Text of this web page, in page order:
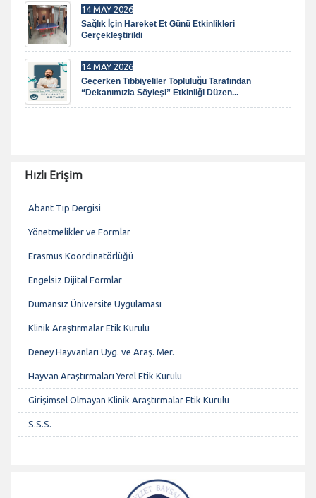
14 MAY 2026
Sağlık İçin Hareket Et Günü Etkinlikleri
Gerçekleştirildi
14 MAY 2026
Geçerken Tıbbiyeliler Topluluğu Tarafından
“Dekanımızla Söyleşi” Etkinliği Düzen...
Hızlı Erişim
Abant Tıp Dergisi
Yönetmelikler ve Formlar
Erasmus Koordinatörlüğü
Engelsiz Dijital Formlar
Dumansız Üniversite Uygulaması
Klinik Araştırmalar Etik Kurulu
Deney Hayvanları Uyg. ve Araş. Mer.
Hayvan Araştırmaları Yerel Etik Kurulu
Girişimsel Olmayan Klinik Araştırmalar Etik Kurulu
S.S.S.